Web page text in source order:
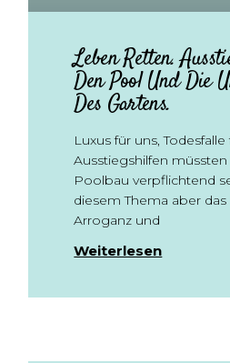
Leben Retten.
Den Pool Und Die
Des Gartens.
Luxus für uns,
Ausstiegshilfen
Poolbau verpflichtend
diesem Thema aber
Arroganz und
Weiterlesen